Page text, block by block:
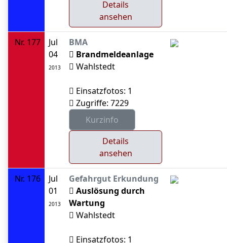
Details
ansehen
Nr. 177
Jul
04
2013
BMA
Brandmeldeanlage
Wahlstedt
Einsatzfotos: 1
Zugriffe: 7229
Details
ansehen
Nr. 176
Jul
01
2013
Gefahrgut Erkundung
Auslösung durch
Wartung
Wahlstedt
Einsatzfotos: 1